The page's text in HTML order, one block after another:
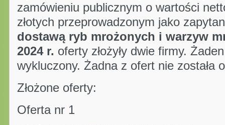
zamówieniu publicznym o wartości
złotych przeprowadzonym jako
dostawą ryb mrożonych i warzyw
2024 r. oferty złożyły dwie firmy.
wykluczony. Żadna z ofert nie została
Złożone oferty:
Oferta nr 1